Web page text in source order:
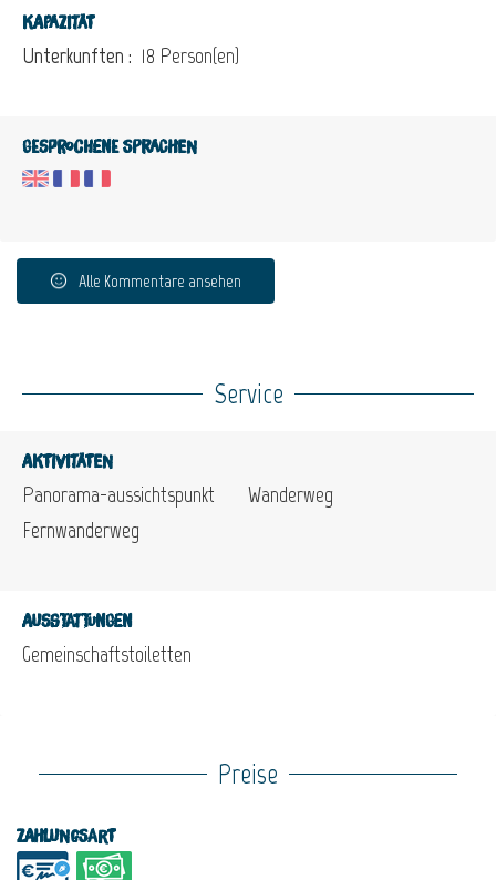
Kapazität
Unterkunften : 18 Person(en)
Gesprochene Sprachen
Alle Kommentare ansehen
Service
Aktivitäten
Panorama-aussichtspunkt
Fernwanderweg
Wanderweg
Ausstattungen
Gemeinschaftstoiletten
Preise
Zahlungsart